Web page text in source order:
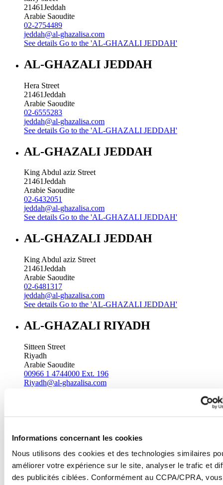
Informations concernant les cookies
Nous utilisons des cookies et des technologies similaires
améliorer votre expérience sur le site, analyser le trafic et
des publicités ciblées. Conformément au CCPA/CPRA,
21461Jeddah
Arabie Saoudite
02-2754489
jeddah@al-ghazalisa.com
See details Go to the 'AL-GHAZALI JEDDAH'
AL-GHAZALI JEDDAH
Hera Street
21461Jeddah
Arabie Saoudite
02-6555283
jeddah@al-ghazalisa.com
See details Go to the 'AL-GHAZALI JEDDAH'
AL-GHAZALI JEDDAH
King Abdul aziz Street
21461Jeddah
Arabie Saoudite
02-6432051
jeddah@al-ghazalisa.com
See details Go to the 'AL-GHAZALI JEDDAH'
AL-GHAZALI JEDDAH
King Abdul aziz Street
21461Jeddah
Arabie Saoudite
02-6481317
jeddah@al-ghazalisa.com
See details Go to the 'AL-GHAZALI JEDDAH'
AL-GHAZALI RIYADH
Sitteen Street
Riyadh
Arabie Saoudite
00966 1 4744000 Ext. 196
Riyadh@al-ghazalisa.com
Batha
Riyadh
Arabie Saoudite
00966 1 4032968
Riyadh@al-ghazalisa.com
See details Go to the 'AL-GHAZALI RIYADH'